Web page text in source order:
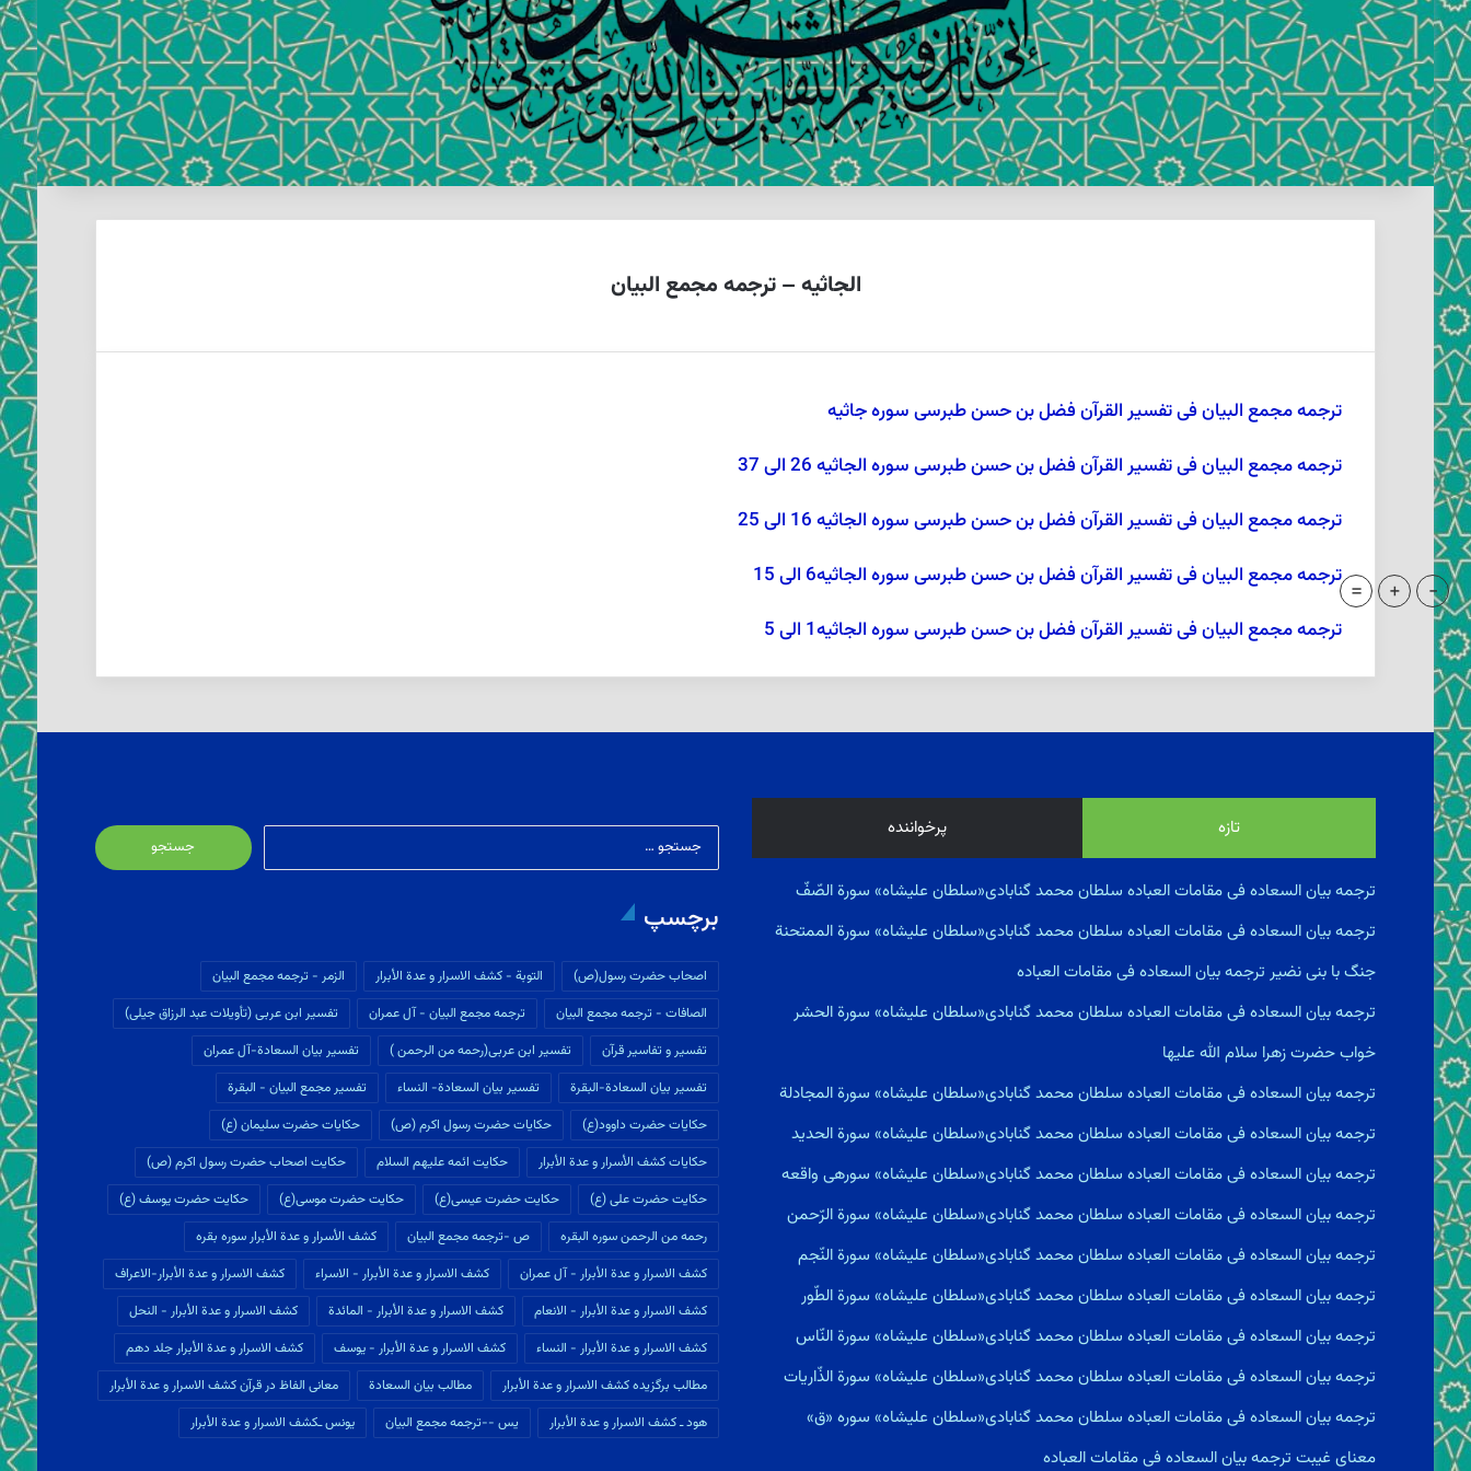
الجاثیه – ترجمه مجمع البیان
ترجمه مجمع البیان فی تفسیر القرآن فضل بن حسن طبرسی سوره جاثيه
ترجمه مجمع البیان فی تفسیر القرآن فضل بن حسن طبرسی سوره الجاثيه 26 الی 37
ترجمه مجمع البیان فی تفسیر القرآن فضل بن حسن طبرسی سوره الجاثيه 16 الی 25
ترجمه مجمع البیان فی تفسیر القرآن فضل بن حسن طبرسی سوره الجاثيه6 الی 15
ترجمه مجمع البیان فی تفسیر القرآن فضل بن حسن طبرسی سوره الجاثيه‏1 الی 5
تازه پرخواننده
ترجمه بیان السعاده فى مقامات العباده سلطان محمد گنابادی«سلطان علیشاه» سورة الصّفّ
ترجمه بیان السعاده فى مقامات العباده سلطان محمد گنابادی«سلطان علیشاه» سورة الممتحنة
جنگ با بنى نضير ترجمه بیان السعاده فى مقامات العباده
ترجمه بیان السعاده فى مقامات العباده سلطان محمد گنابادی«سلطان علیشاه» سورة الحشر
خواب حضرت زهرا سلام الله علیها
ترجمه بیان السعاده فى مقامات العباده سلطان محمد گنابادی«سلطان علیشاه» سورة المجادلة
ترجمه بیان السعاده فى مقامات العباده سلطان محمد گنابادی«سلطان علیشاه» سورة الحديد
ترجمه بیان السعاده فى مقامات العباده سلطان محمد گنابادی«سلطان علیشاه» سورهى واقعه
ترجمه بیان السعاده فى مقامات العباده سلطان محمد گنابادی«سلطان علیشاه» سورة الرّحمن
ترجمه بیان السعاده فى مقامات العباده سلطان محمد گنابادی«سلطان علیشاه» سورة النّجم
ترجمه بیان السعاده فى مقامات العباده سلطان محمد گنابادی«سلطان علیشاه» سورة الطّور
ترجمه بیان السعاده فى مقامات العباده سلطان محمد گنابادی«سلطان علیشاه» سورة النّاس
ترجمه بیان السعاده فى مقامات العباده سلطان محمد گنابادی«سلطان علیشاه» سورة الذّاريات
ترجمه بیان السعاده فى مقامات العباده سلطان محمد گنابادی«سلطان علیشاه» سوره «ق»
معناى غيبت ترجمه بیان السعاده فى مقامات العباده
جستجو
برای:
برچسپ
اصحاب حضرت رسول(ص) التوبة - كشف الاسرار و عدة الأبرار
الزمر - ترجمه مجمع البیان
الصافات - ترجمه مجمع البیان
ترجمه مجمع البیان - آل عمران
تفسير ابن عربى (تأويلات عبد الرزاق جیلی)
تفسير و تفاسير قرآن
تفسیر ابن عربى(رحمه من الرحمن )
تفسیر بیان السعادة-آل عمران
تفسیر بیان السعادة-البقرة
تفسیر بیان السعادة- النساء
تفسیر مجمع البیان - البقرة
حکایات حضرت داوود(ع)
حکایات حضرت رسول اکرم (ص)
حکایات حضرت سلیمان (ع)
حکایات كشف الأسرار و عدة الأبرار
حکایت ائمه علیهم السلام
حکایت اصحاب حضرت رسول اکرم (ص)
حکایت حضرت علی (ع)
حکایت حضرت عیسی(ع) حکایت حضرت موسی(ع)
حکایت حضرت یوسف (ع)
رحمه من الرحمن سوره البقره
ص -ترجمه مجمع البيان
كشف الأسرار و عدة الأبرار سوره بقره
كشف الاسرار و عدة الأبرار - آل عمران
كشف الاسرار و عدة الأبرار - الاسراء
كشف الاسرار و عدة الأبرار-الاعراف
كشف الاسرار و عدة الأبرار - الانعام
كشف الاسرار و عدة الأبرار - المائدة
كشف الاسرار و عدة الأبرار - النحل
كشف الاسرار و عدة الأبرار - النساء
كشف الاسرار و عدة الأبرار - یوسف
كشف الاسرار و عدة الأبرار جلد دهم
مطالب برگزیده كشف الاسرار و عدة الأبرار
مطالب بيان السعادة
معانی الفاظ در قرآن كشف الاسرار و عدة الأبرار
هود ـ كشف الاسرار و عدة الأبرار
یس --ترجمه مجمع البيان یونس ـكشف الاسرار و عدة الأبرار
-
+
=